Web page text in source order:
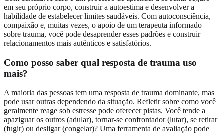
em seu próprio corpo, construir a autoestima e desenvolver a
habilidade de estabelecer limites saudáveis. Com autoconsciência,
compaixão e, muitas vezes, o apoio de um terapeuta informado
sobre trauma, você pode desaprender esses padrões e construir
relacionamentos mais autênticos e satisfatórios.
Como posso saber qual resposta de trauma uso
mais?
A maioria das pessoas tem uma resposta de trauma dominante, mas
pode usar outras dependendo da situação. Refletir sobre como você
geralmente reage sob estresse pode oferecer pistas. Você tende a
apaziguar os outros (adular), tornar-se confrontador (lutar), se retirar
(fugir) ou desligar (congelar)? Uma ferramenta de avaliação pode